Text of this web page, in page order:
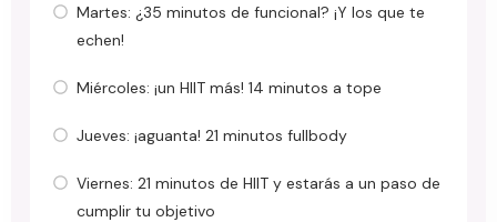
Martes: ¿35 minutos de funcional? ¡Y los que te
echen!
Miércoles: ¡un HIIT más! 14 minutos a tope
Jueves: ¡aguanta! 21 minutos fullbody
Viernes: 21 minutos de HIIT y estarás a un paso de
cumplir tu objetivo